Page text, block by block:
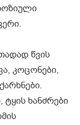
წვის
კოცონები,
ტყის ხანძრები